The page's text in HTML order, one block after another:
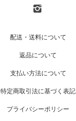
配送・送料について
返品について
支払い方法について
特定商取引法に基づく表記
プライバシーポリシー